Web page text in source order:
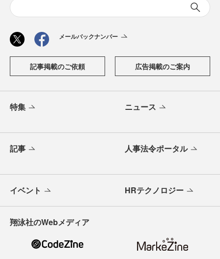
メールバックナンバー
記事掲載のご依頼 広告掲載のご案内
特集 ニュース
記事 人事法令ポータル
イベント HRテクノロジー
翔泳社のWebメディア